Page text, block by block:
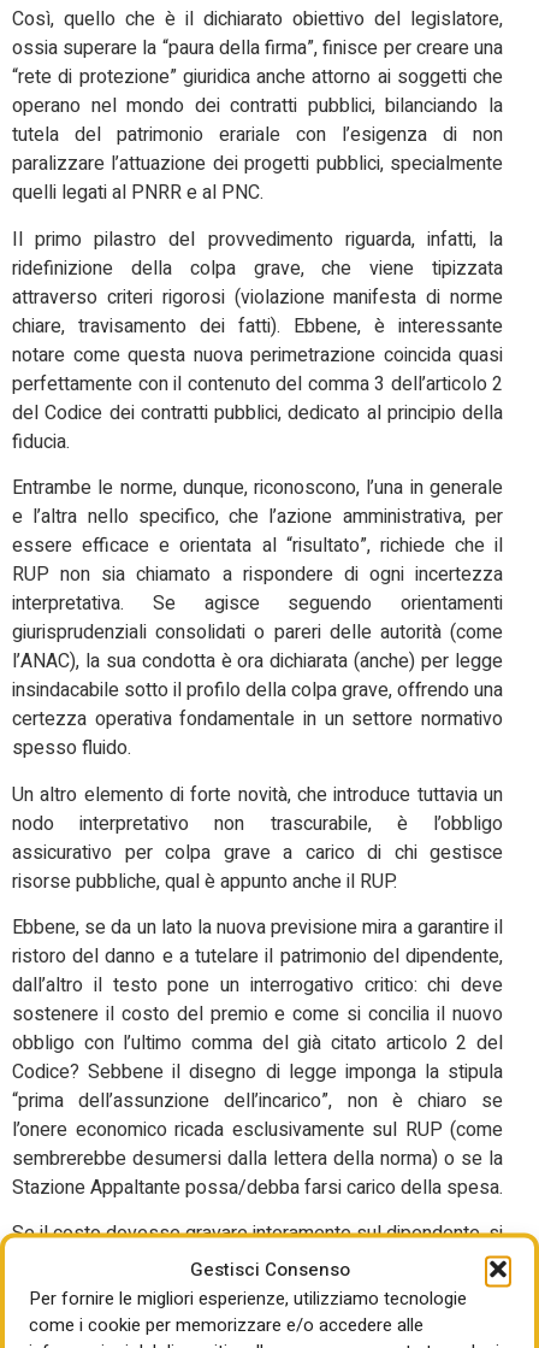
Gestisci Consenso
Per fornire le migliori esperienze, utilizziamo tecnologie
come i cookie per memorizzare e/o accedere alle
Così, quello che è il dichiarato obiettivo del legislatore,
ossia superare la “paura della firma”, finisce per creare una
“rete di protezione” giuridica anche attorno ai soggetti che
operano nel mondo dei contratti pubblici, bilanciando la
tutela del patrimonio erariale con l’esigenza di non
paralizzare l’attuazione dei progetti pubblici, specialmente
quelli legati al PNRR e al PNC.
Il primo pilastro del provvedimento riguarda, infatti, la
ridefinizione della colpa grave, che viene tipizzata
attraverso criteri rigorosi (violazione manifesta di norme
chiare, travisamento dei fatti). Ebbene, è interessante
notare come questa nuova perimetrazione coincida quasi
perfettamente con il contenuto del comma 3 dell’articolo 2
del Codice dei contratti pubblici, dedicato al principio della
fiducia.
Entrambe le norme, dunque, riconoscono, l’una in generale
e l’altra nello specifico, che l’azione amministrativa, per
essere efficace e orientata al “risultato”, richiede che il
RUP non sia chiamato a rispondere di ogni incertezza
interpretativa. Se agisce seguendo orientamenti
giurisprudenziali consolidati o pareri delle autorità (come
l’ANAC), la sua condotta è ora dichiarata (anche) per legge
insindacabile sotto il profilo della colpa grave, offrendo una
certezza operativa fondamentale in un settore normativo
spesso fluido.
Un altro elemento di forte novità, che introduce tuttavia un
nodo interpretativo non trascurabile, è l’obbligo
assicurativo per colpa grave a carico di chi gestisce
risorse pubbliche, qual è appunto anche il RUP.
Ebbene, se da un lato la nuova previsione mira a garantire il
ristoro del danno e a tutelare il patrimonio del dipendente,
dall’altro il testo pone un interrogativo critico: chi deve
sostenere il costo del premio e come si concilia il nuovo
obbligo con l’ultimo comma del già citato articolo 2 del
Codice? Sebbene il disegno di legge imponga la stipula
“prima dell’assunzione dell’incarico”, non è chiaro se
l’onere economico ricada esclusivamente sul RUP (come
sembrerebbe desumersi dalla lettera della norma) o se la
Stazione Appaltante possa/debba farsi carico della spesa.
Se il costo dovesse gravare interamente sul dipendente, si
rischierebbe un effetto paradosso: un nuovo disincentivo
ad assumere ruoli (obbligatori) di responsabilità nelle gare,
proprio mentre il Codice 36/2023 tenta di